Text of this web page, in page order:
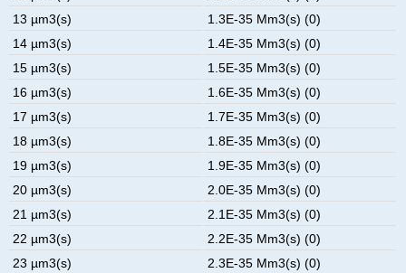
13 µm3(s)
1.3E-35 Mm3(s) (0)
14 µm3(s)
1.4E-35 Mm3(s) (0)
15 µm3(s)
1.5E-35 Mm3(s) (0)
16 µm3(s)
1.6E-35 Mm3(s) (0)
17 µm3(s)
1.7E-35 Mm3(s) (0)
18 µm3(s)
1.8E-35 Mm3(s) (0)
19 µm3(s)
1.9E-35 Mm3(s) (0)
20 µm3(s)
2.0E-35 Mm3(s) (0)
21 µm3(s)
2.1E-35 Mm3(s) (0)
22 µm3(s)
2.2E-35 Mm3(s) (0)
23 µm3(s)
2.3E-35 Mm3(s) (0)